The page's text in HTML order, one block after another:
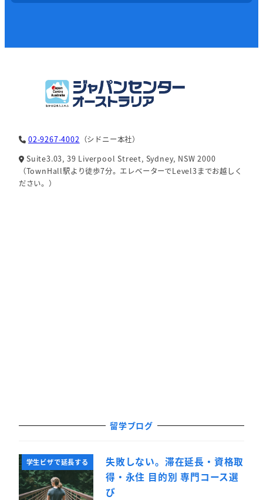
02-9267-4002 （シドニー本社）
Suite3.03, 39 Liverpool Street, Sydney, NSW 2000
（TownHall駅より徒歩7分。エレベーターでLevel3までお越しく
ださい。）
留学ブログ
学生ビザで延長する
失敗しない。滞在延長・資格取
得・永住 目的別 専門コース選
び